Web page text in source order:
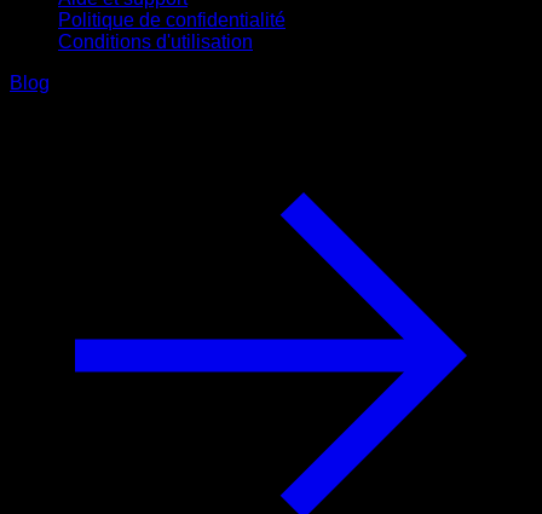
Politique de confidentialité
Conditions d'utilisation
Blog